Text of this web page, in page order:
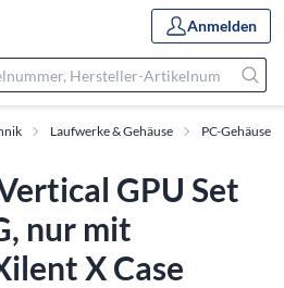
Anmelden
Laufwerke & Gehäuse PC-Gehäuse
GPU Set
nur mit
X Case